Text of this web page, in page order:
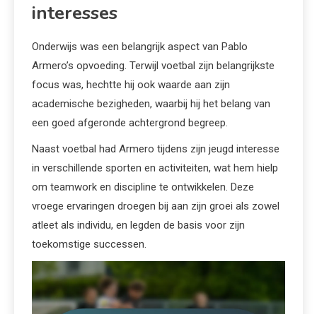
interesses
Onderwijs was een belangrijk aspect van Pablo
Armero’s opvoeding. Terwijl voetbal zijn belangrijkste
focus was, hechtte hij ook waarde aan zijn
academische bezigheden, waarbij hij het belang van
een goed afgeronde achtergrond begreep.
Naast voetbal had Armero tijdens zijn jeugd interesse
in verschillende sporten en activiteiten, wat hem hielp
om teamwork en discipline te ontwikkelen. Deze
vroege ervaringen droegen bij aan zijn groei als zowel
atleet als individu, en legden de basis voor zijn
toekomstige successen.